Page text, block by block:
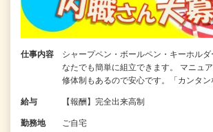
仕事内容
シャープペン・ボールペン・キーホル
なたでも簡単に組立できます。 マニュ
修体制もあるので安心です。「カンタ
給与 【報酬】完全出来高制
勤務地 ご自宅